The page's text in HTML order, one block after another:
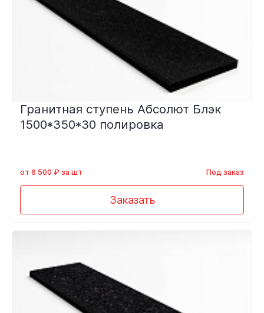
Гранитная ступень Абсолют Блэк
1500*350*30 полировка
от 6 500 ₽ за шт Под заказ
Заказать